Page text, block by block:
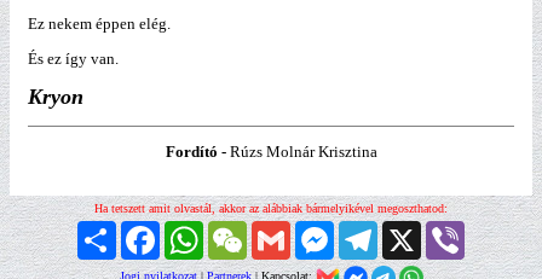
Ez nekem éppen elég.
És ez így van.
Kryon
Fordító - Rúzs Molnár Krisztina
Ha tetszett amit olvastál, akkor az alábbiak bármelyikével megoszthatod:
MegosztásFacebookWhatsApp WeChat Gmail MessengerTelegram X Viber
Jogi nyilatkozat| Partnerek| Kapcsolat: